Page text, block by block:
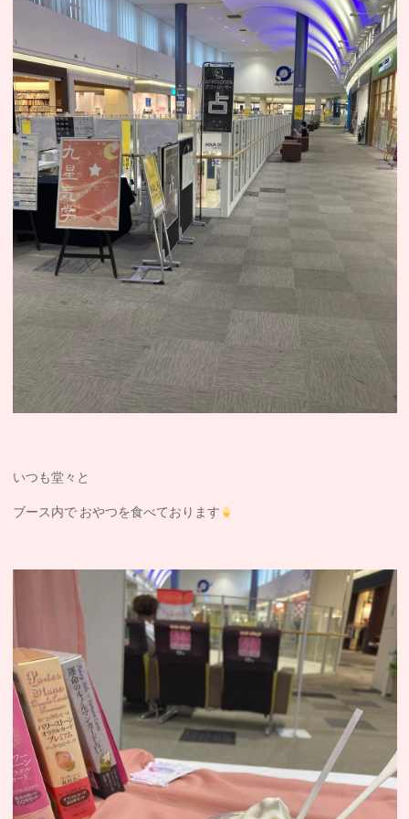
いつも堂々と
ブース内で おやつを食べております